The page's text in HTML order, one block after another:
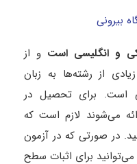
بیرونی
و انگلیسی است و از
از رشته‌ها به زبان
است. برای تحصیل در
می‌شوند لازم است که
در صورتی که در آزمون
می‌توانید برای اثبات سطح